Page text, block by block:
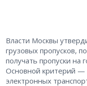
Власти Москвы
грузовых пропусков,
получать пропуски
Основной критерий —
электронных